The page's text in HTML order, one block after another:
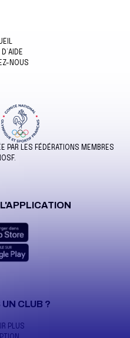
NOUS
PAR LES FÉDÉRATIONS MEMBRES
CLUB ?
PLUS